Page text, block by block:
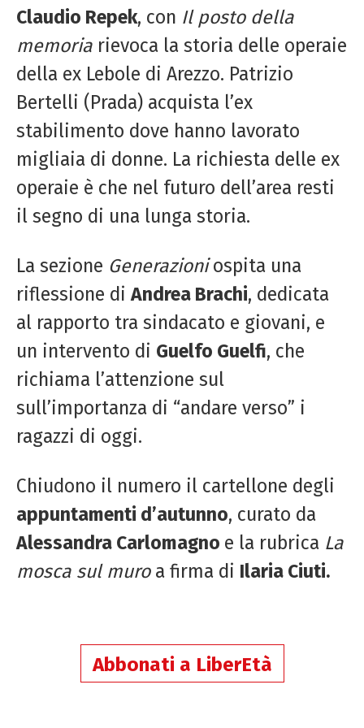
Claudio Repek, con Il posto della
memoria rievoca la storia delle operaie
della ex Lebole di Arezzo. Patrizio
Bertelli (Prada) acquista l’ex
stabilimento dove hanno lavorato
migliaia di donne. La richiesta delle ex
operaie è che nel futuro dell’area resti
il segno di una lunga storia.
La sezione Generazioniospita una
riflessione diAndrea Brachi, dedicata
al rapporto tra sindacato e giovani, e
un intervento di Guelfo Guelfi, che
richiama l’attenzione sul
sull’importanza di “andare verso” i
ragazzi di oggi.
Chiudono il numero il cartellone degli
appuntamenti d’autunno, curato da
Alessandra Carlomagno e la rubrica La
mosca sul muro a firma di Ilaria Ciuti.
Abbonati a LiberEtà